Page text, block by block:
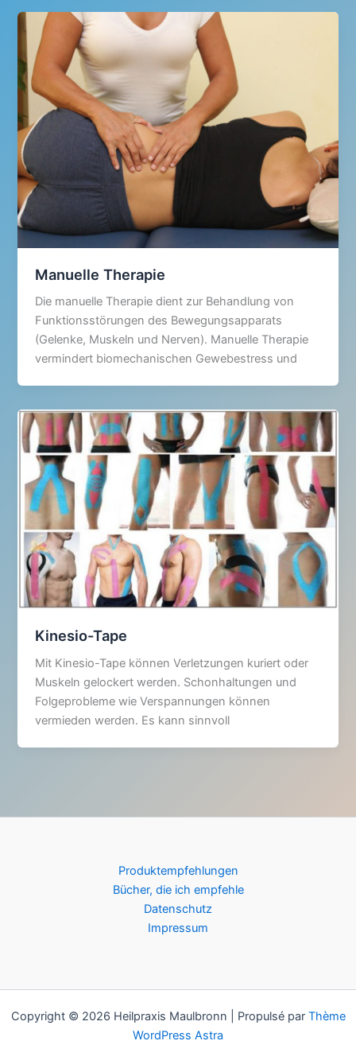
Manuelle Therapie
Die manuelle Therapie dient zur Behandlung von
Funktionsstörungen des Bewegungsapparats
(Gelenke, Muskeln und Nerven). Manuelle Therapie
vermindert biomechanischen Gewebestress und
Kinesio-Tape
Mit Kinesio-Tape können Verletzungen kuriert oder
Muskeln gelockert werden. Schonhaltungen und
Folgeprobleme wie Verspannungen können
vermieden werden. Es kann sinnvoll
Produktempfehlungen
Bücher, die ich empfehle
Datenschutz
Impressum
Copyright © 2026 Heilpraxis Maulbronn | Propulsé par Thème
WordPress Astra